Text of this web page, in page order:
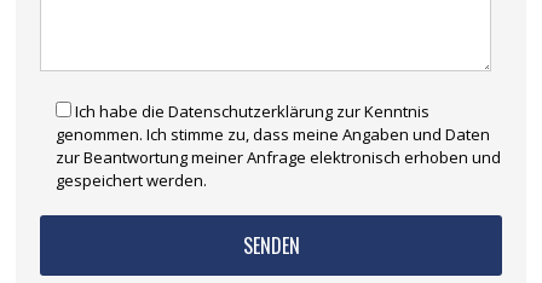
Ich habe die Datenschutzerklärung zur Kenntnis
genommen. Ich stimme zu, dass meine Angaben und Daten
zur Beantwortung meiner Anfrage elektronisch erhoben und
gespeichert werden.